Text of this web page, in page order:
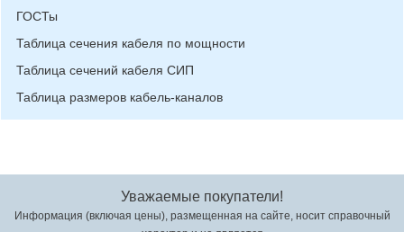
ГОСТы
Таблица сечения кабеля по мощности
Таблица сечений кабеля СИП
Таблица размеров кабель-каналов
Уважаемые покупатели!
Информация (включая цены), размещенная на сайте, носит справочный